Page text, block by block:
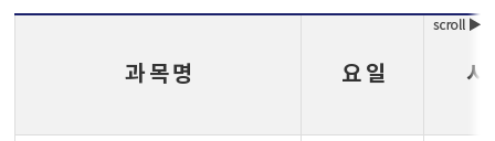
과 목 명 요 일 시